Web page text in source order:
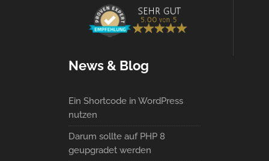
News & Blog
Ein Shortcode in WordPress
nutzen
Darum sollte auf PHP 8
geupgradet werden